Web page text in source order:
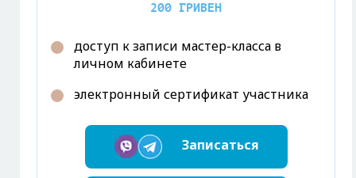
200 ГРИВЕН
доступ к записи мастер-класса в
личном кабинете
электронный сертификат участника
Записаться